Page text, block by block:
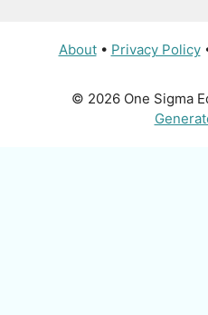
About• Privacy Policy
© 2026 One Sigma